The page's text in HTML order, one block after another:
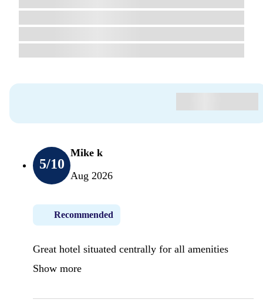
5/10
Mike k
Aug 2026
Recommended
Great hotel situated centrally for all amenities
Show more